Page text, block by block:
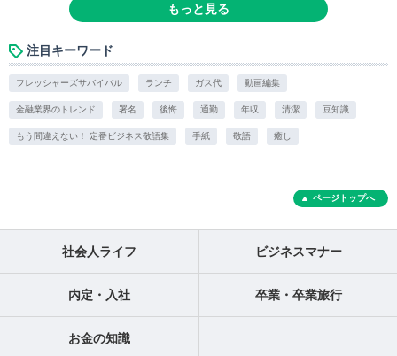
もっと見る
注目キーワード
フレッシャーズサバイバル ランチ ガス代 動画編集
金融業界のトレンド 署名 後悔 通勤 年収 清潔 豆知識
もう間違えない！ 定番ビジネス敬語集 手紙 敬語 癒し
ページトップへ
社会人ライフ ビジネスマナー
内定・入社 卒業・卒業旅行
お金の知識